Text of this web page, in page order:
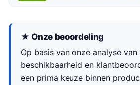
★ Onze beoordeling
Op basis van onze analyse van
beschikbaarheid en
een prima keuze binnen